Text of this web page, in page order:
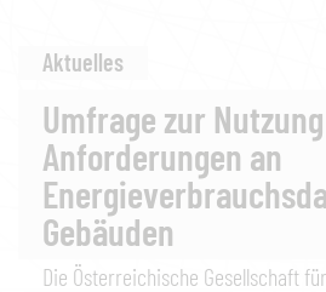
Aktuelles
Umfrage zur
Anforderungen an
Gebäuden
Die Österreichische Gesellschaft